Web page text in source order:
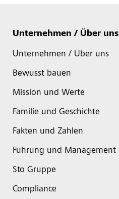
Unternehmen / Über uns
Unternehmen / Über uns
Bewusst bauen
Mission und Werte
Familie und Geschichte
Fakten und Zahlen
Führung und Management
Sto Gruppe
Compliance